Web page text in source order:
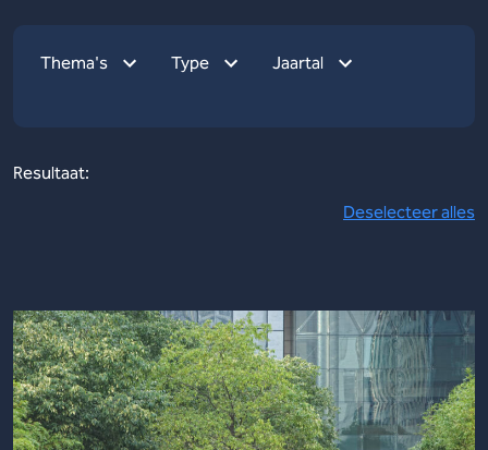
Thema's Type Jaartal
Resultaat:
Deselecteer alles